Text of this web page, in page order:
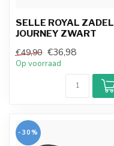
SELLE ROYAL ZADEL
JOURNEY ZWART
€49,90 €36,98
Op voorraad
-30%